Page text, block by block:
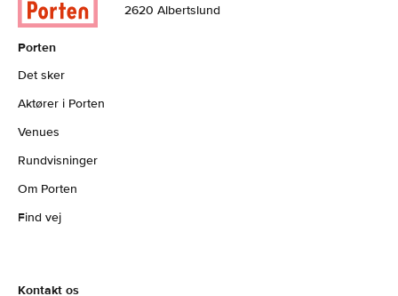
2620 Albertslund
Porten
Det sker
Aktører i Porten
Venues
Rundvisninger
Om Porten
Find vej
Kontakt os